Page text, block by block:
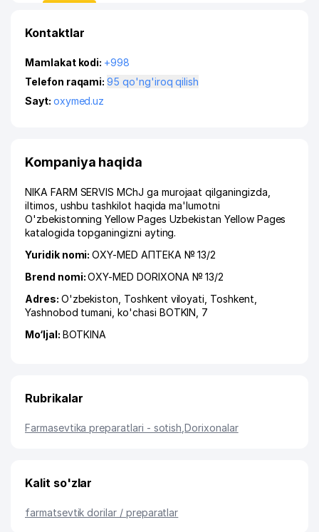
Kontaktlar
Mamlakat kodi: +998
Telefon raqami:
95 qo'ng'iroq qilish
Sayt: oxymed.uz
Kompaniya haqida
NIKA FARM SERVIS MChJ ga murojaat qilganingizda,
iltimos, ushbu tashkilot haqida ma'lumotni
O'zbekistonning Yellow Pages Uzbekistan Yellow Pages
katalogida topganingizni ayting.
Yuridik nomi:OXY-MED АПТЕКА № 13/2
Brend nomi:OXY-MED DORIXONA № 13/2
Adres: O'zbekiston, Toshkent viloyati Toshkent
Yashnobod tumani ,ko'chasi BOTKIN , 7
Mo‘ljal: BOTKINA
Rubrikalar
Farmasevtika preparatlari - sotish ,Dorixonalar
Kalit so'zlar
farmatsevtik dorilar / preparatlar